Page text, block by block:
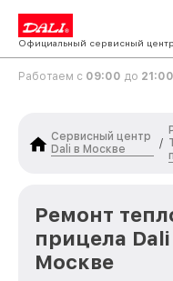
Официальный сервисный
Работаем с 09:00 до 21:00
Сервисный центр
Dali в Москве
/
Ремонт
прицела
Москве